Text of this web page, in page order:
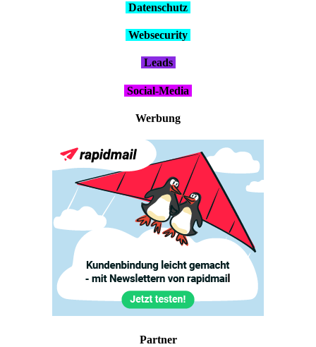
Daten­schutz
Web­se­cu­ri­ty
Leads
Social-Media
Wer­bung
Part­ner